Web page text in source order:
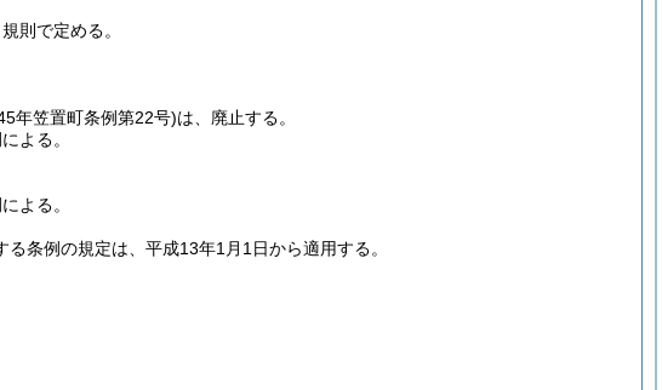
則で定める。
年笠置町条例第22号)は、廃止する。
よる。
よる。
条例の規定は、平成13年1月1日から適用する。